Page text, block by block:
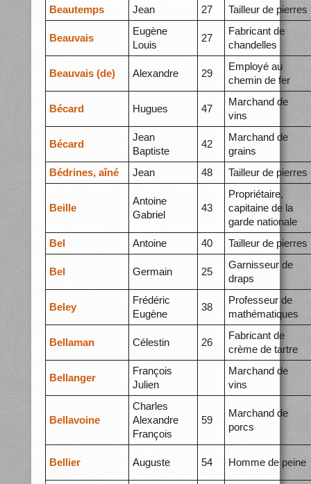
Beautemps
Jean 27 Tailleur de pierres
Beauvais
Eugène
Louis
27
Fabricant de
chandelles
Beauvais (de) Alexandre 29
Employé au
chemin de fer
Bécard Hugues 47
Marchand de
vins
Bécard
Jean
Baptiste
42
Marchand de
grains
Bédrines, aîné
Jean 48 Tailleur de pierres
Beille
Antoine
Gabriel
43
Propriétaire,
capitaine de la
garde nationale
Bel
Antoine 40 Tailleur de pierres
Bel Germain 25
Garnisseur de
draps
Beley
Frédéric
Eugène
38
Professeur de
mathématiques
Bellaman Célestin 26
Fabricant de
crème de tartre
Bellanger
François
Julien
Marchand de
vins
Bellavoine
Charles
Alexandre
François
59
Marchand de
porcs
Bellier Auguste 54 Homme de peine